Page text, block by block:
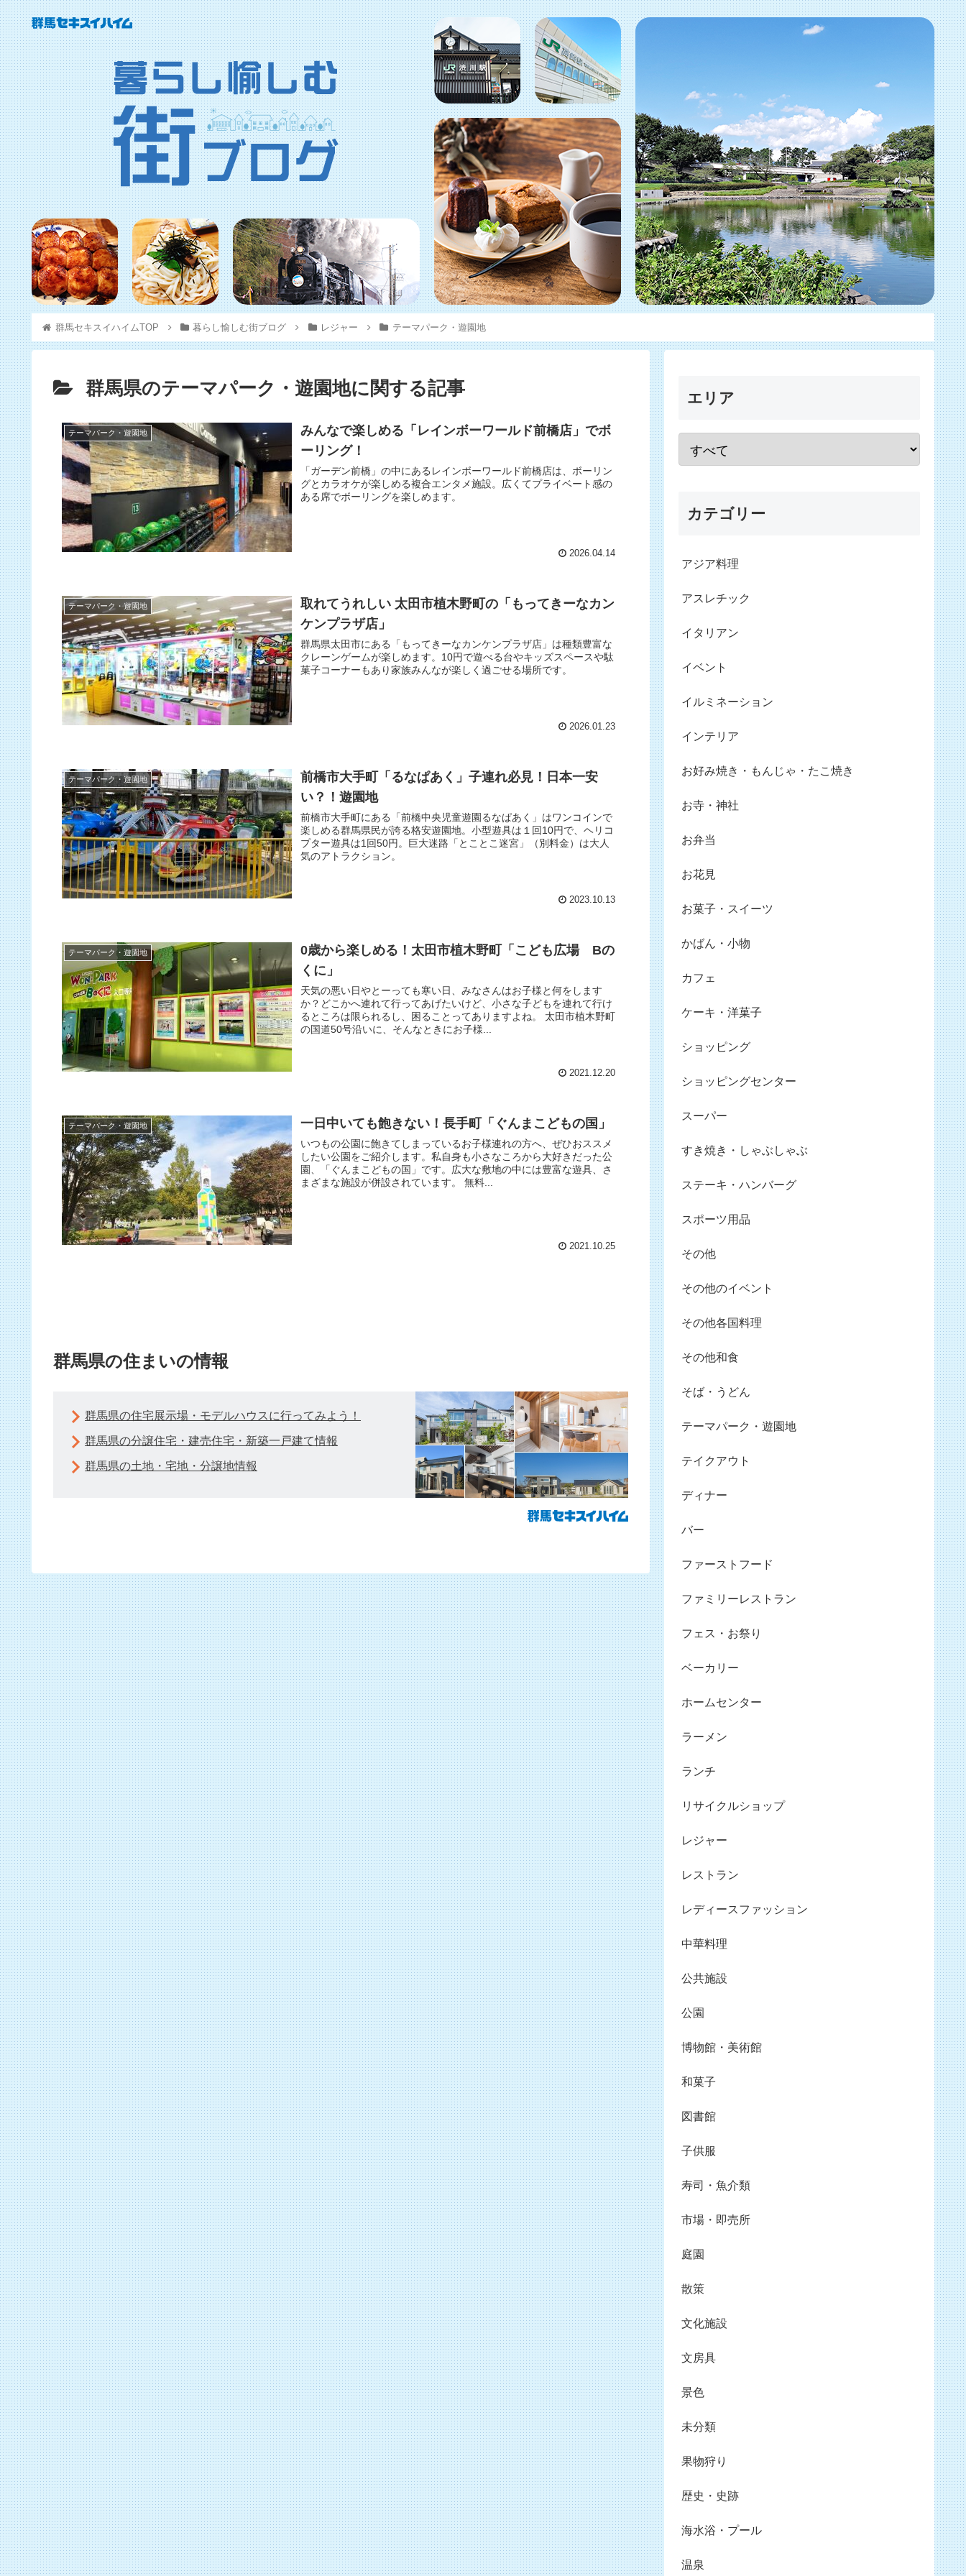
群馬セキスイハイムTOP 暮らし愉しむ街ブログ レジャー テーマパーク・遊園地
群馬県のテーマパーク・遊園地に関する記事
テーマパーク・遊園地
みんなで楽しめる「レインボーワールド前橋店」でボ
ーリング！
「ガーデン前橋」の中にあるレインボーワールド前橋店は、ボーリン
グとカラオケが楽しめる複合エンタメ施設。広くてプライベート感の
ある席でボーリングを楽しめます。
2026.04.14
テーマパーク・遊園地
取れてうれしい 太田市植木野町の「もってきーなカン
ケンプラザ店」
群馬県太田市にある「もってきーなカンケンプラザ店」は種類豊富な
クレーンゲームが楽しめます。10円で遊べる台やキッズスペースや駄
菓子コーナーもあり家族みんなが楽しく過ごせる場所です。
2026.01.23
テーマパーク・遊園地
前橋市大手町「るなぱあく」子連れ必見！日本一安
い？！遊園地
前橋市大手町にある「前橋中央児童遊園るなぱあく」はワンコインで
楽しめる群馬県民が誇る格安遊園地。小型遊具は１回10円で、ヘリコ
プター遊具は1回50円。巨大迷路「とことこ迷宮」（別料金）は大人
気のアトラクション。
2023.10.13
テーマパーク・遊園地
0歳から楽しめる！太田市植木野町「こども広場 Bの
くに」
天気の悪い日やとーっても寒い日、みなさんはお子様と何をします
か？どこかへ連れて行ってあげたいけど、小さな子どもを連れて行け
るところは限られるし、困ることってありますよね。 太田市植木野町
の国道50号沿いに、そんなときにお子様...
2021.12.20
テーマパーク・遊園地 一日中いても飽きない！長手町「ぐんまこどもの国」
いつもの公園に飽きてしまっているお子様連れの方へ、ぜひおススメ
したい公園をご紹介します。私自身も小さなころから大好きだった公
園、「ぐんまこどもの国」です。広大な敷地の中には豊富な遊具、さ
まざまな施設が併設されています。 無料...
2021.10.25
群馬県の住まいの情報
群馬県の住宅展示場・モデルハウスに行ってみよう！
群馬県の分譲住宅・建売住宅・新築一戸建て情報
群馬県の土地・宅地・分譲地情報
エリア
カテゴリー
アジア料理
アスレチック
イタリアン
イベント
イルミネーション
インテリア
お好み焼き・もんじゃ・たこ焼き
お寺・神社
お弁当
お花見
お菓子・スイーツ
かばん・小物
カフェ
ケーキ・洋菓子
ショッピング
ショッピングセンター
スーパー
すき焼き・しゃぶしゃぶ
ステーキ・ハンバーグ
スポーツ用品
その他
その他のイベント
その他各国料理
その他和食
そば・うどん
テーマパーク・遊園地
テイクアウト
ディナー
バー
ファーストフード
ファミリーレストラン
フェス・お祭り
ベーカリー
ホームセンター
ラーメン
ランチ
リサイクルショップ
レジャー
レストラン
レディースファッション
中華料理
公共施設
公園
博物館・美術館
和菓子
図書館
子供服
寿司・魚介類
市場・即売所
庭園
散策
文化施設
文房具
景色
未分類
果物狩り
歴史・史跡
海水浴・プール
温泉